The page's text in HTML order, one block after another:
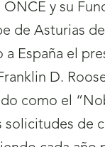
ONCE y su
de Asturias
a España el
D.
como el
solicitudes de